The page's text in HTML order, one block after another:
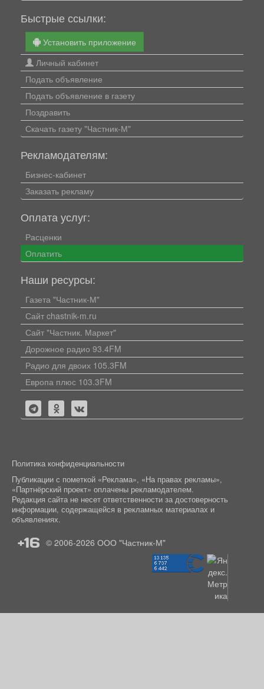
Быстрые ссылки:
Установить приложение
Личный кабинет
Подать объявление
Подать объявление в газету
Поздравить
Скачать газету "Частник-М"
Рекламодателям:
Бизнес-кабинет
Заказать рекламу
Оплата услуг:
Расценки
Оплатить
Наши ресурсы:
Газета "Частник-М"
Сайт chastnik-m.ru
Сайт "Частник. Маркет"
Дорожное радио 93.4FM
Радио для двоих 105.3FM
Европа плюс 103.3FM
Политика конфиденциальности
Публикации с пометкой «Реклама», «На правах рекламы»,
«Партнёрский проект» оплачены рекламодателем.
Редакция сайта не несет ответственности за достоверность
информации, содержащейся в рекламных материалах и
объявлениях.
+16 © 2006-2026 ООО "Частник-М"